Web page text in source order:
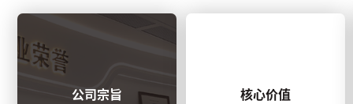
公司宗旨 核心价值